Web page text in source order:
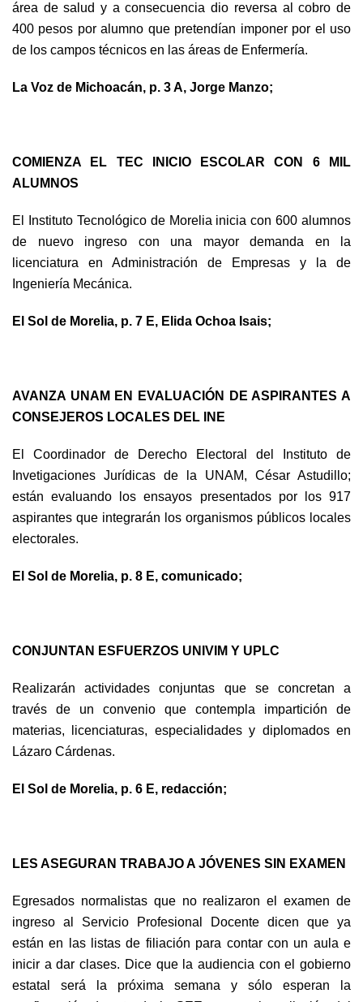
área de salud y a consecuencia dio reversa al cobro de
400 pesos por alumno que pretendían imponer por el uso
de los campos técnicos en las áreas de Enfermería.
La Voz de Michoacán, p. 3 A, Jorge Manzo;
COMIENZA EL TEC INICIO ESCOLAR CON 6 MIL
ALUMNOS
El Instituto Tecnológico de Morelia inicia con 600 alumnos
de nuevo ingreso con una mayor demanda en la
licenciatura en Administración de Empresas y la de
Ingeniería Mecánica.
El Sol de Morelia, p. 7 E, Elida Ochoa Isais;
AVANZA UNAM EN EVALUACIÓN DE ASPIRANTES A
CONSEJEROS LOCALES DEL INE
El Coordinador de Derecho Electoral del Instituto de
Invetigaciones Jurídicas de la UNAM, César Astudillo;
están evaluando los ensayos presentados por los 917
aspirantes que integrarán los organismos públicos locales
electorales.
El Sol de Morelia, p. 8 E, comunicado;
CONJUNTAN ESFUERZOS UNIVIM Y UPLC
Realizarán actividades conjuntas que se concretan a
través de un convenio que contempla impartición de
materias, licenciaturas, especialidades y diplomados en
Lázaro Cárdenas.
El Sol de Morelia, p. 6 E, redacción;
LES ASEGURAN TRABAJO A JÓVENES SIN EXAMEN
Egresados normalistas que no realizaron el examen de
ingreso al Servicio Profesional Docente dicen que ya
están en las listas de filiación para contar con un aula e
inicir a dar clases. Dice que la audiencia con el gobierno
estatal será la próxima semana y sólo esperan la